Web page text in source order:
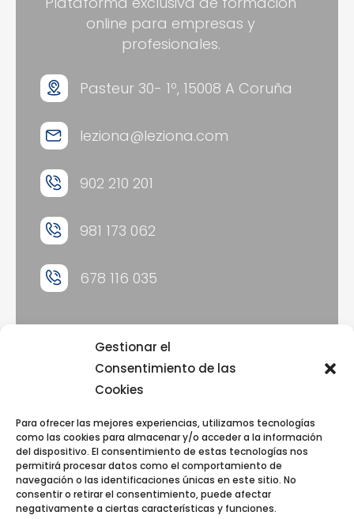
Gestionar el
Consentimiento de las
Cookies
Para ofrecer las mejores experiencias, utilizamos tecnologías
como las cookies para almacenar y/o acceder a la información
del dispositivo. El consentimiento de estas tecnologías nos
permitirá procesar datos como el comportamiento de
navegación o las identificaciones únicas en este sitio. No
consentir o retirar el consentimiento, puede afectar
negativamente a ciertas características y funciones.
online para empresas y
profesionales.
Pasteur 30- 1º, 15008 A Coruña
leziona@leziona.com
902 210 201
981 173 062
678 116 035
Aviso legal
Política de cookies
Política de privacidad
Diseño web